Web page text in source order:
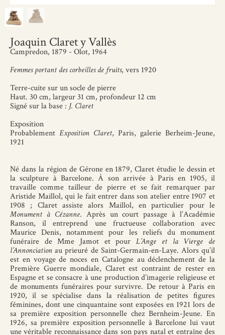
Joaquin Claret y Vallès
Campredon, 1879 - Olot, 1964
Femmes portant des corbeilles de fruits, vers 1920
Terre-cuite sur un socle de pierre
Haut. 30 cm, largeur 31 cm, profondeur 12 cm
Signé sur la base : J. Claret
Exposition
Probablement Exposition Claret, Paris, galerie Berheim-Jeune,
1921
Né dans la région de Gérone en 1879, Claret étudie le dessin et
la sculpture à Barcelone. À son arrivée à Paris en 1905, il
travaille comme tailleur de pierre et se fait remarquer par
Aristide Maillol, qui le fait entrer dans son atelier entre 1907 et
1908 ; Claret assiste alors Maillol, en particulier pour le
Monument à Cézanne. Après un court passage à l’Académie
Ranson, il entreprend une fructueuse collaboration avec
Maurice Denis, notamment pour les reliefs du monument
funéraire de Mme Jamot et pourL’Ange et la Vierge de
l’Annonciation au prieuré de Saint-Germain-en-Laye. Alors qu’il
est en voyage de noces en Catalogne au déclenchement de la
Première Guerre mondiale, Claret est contraint de rester en
Espagne et se consacre à une production d’imagerie religieuse et
de monuments funéraires pour survivre. De retour à Paris en
1920, il se spécialise dans la réalisation de petites figures
féminines, dont une cinquantaine sont exposées en 1921 lors de
sa première exposition personnelle chez Bernheim-Jeune. En
1926, sa première exposition personnelle à Barcelone lui vaut
une véritable reconnaissance dans son pays natal et entraîne des